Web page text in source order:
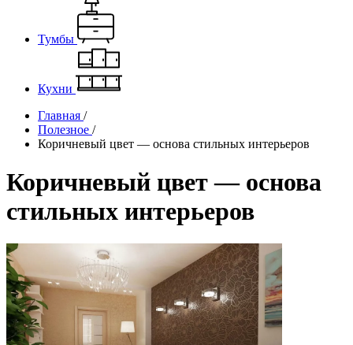
Тумбы
Кухни
Главная /
Полезное /
Коричневый цвет — основа стильных интерьеров
Коричневый цвет — основа
стильных интерьеров